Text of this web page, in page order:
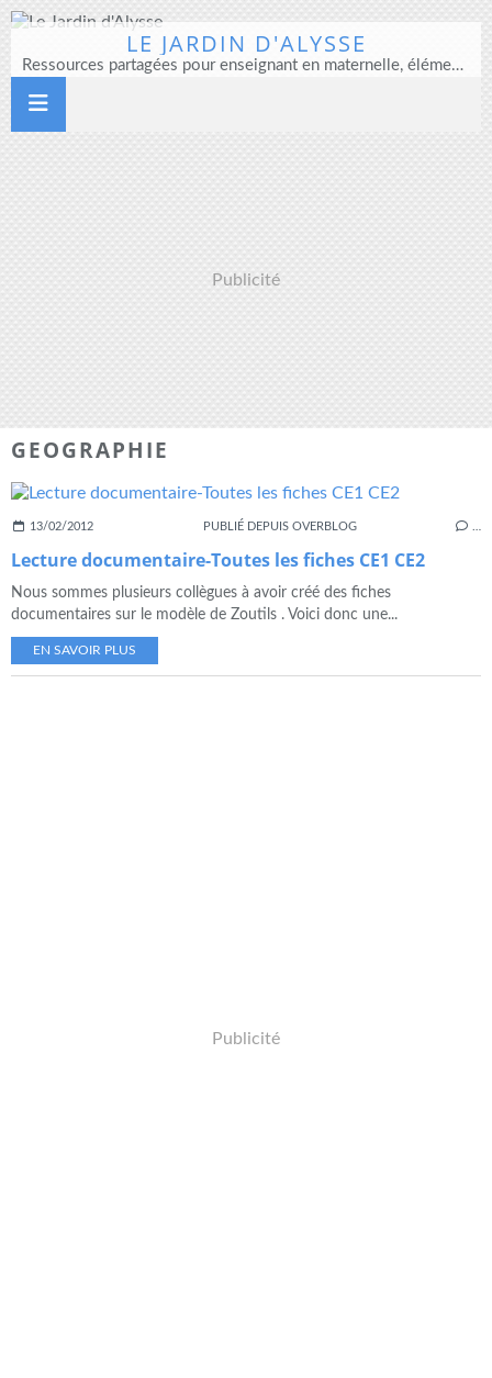
LE JARDIN D'ALYSSE
Ressources partagées pour enseignant en maternelle, élémentaire et direction d'école
Publicité
GEOGRAPHIE
13/02/2012 PUBLIÉ DEPUIS OVERBLOG
Lecture documentaire-Toutes les fiches CE1 CE2
Nous sommes plusieurs collègues à avoir créé des fiches
documentaires sur le modèle de Zoutils . Voici donc une...
EN SAVOIR PLUS
Publicité